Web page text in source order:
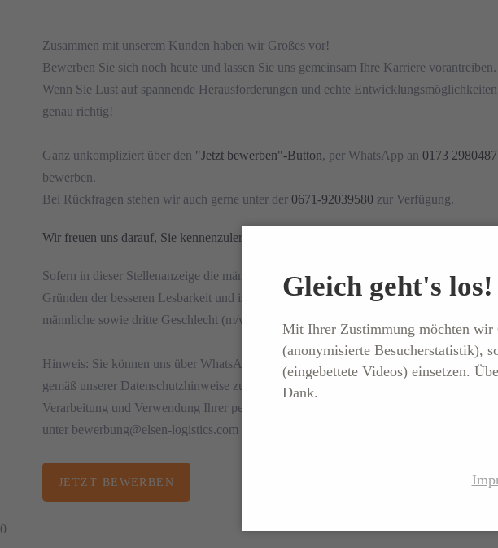
Zusammen mit unserem Kunden haben wir Großes vor!
Bewerben Sie sich noch heute und lassen Sie uns gemeinsam Ihre Karriere vorantreiben.
Wenn Sie Lust auf spannende Herausforderungen und echte
genau richtig!
Ganz unkompliziert über den "Jetzt bewerben"-Button, per WhatsApp an 0173 2980487
bewerben.
Bei Rückfragen stehen wir auch gerne unter der 0671-92039580 zur Verfügung.
Wir freuen uns darauf, Sie kennenzulernen!
Sofern in dieser Stellenanzeige die männliche Form oder sonstige
Gründen der besseren Lesbarkeit und ist als geschlechtsneutral zu verstehen.
männliche sowie dritte Geschlecht (m/w/d).
Hinweis: Sie können uns über WhatsApp eine Nachricht schicken, sofern Sie mit der
gemäß unserer Datenschutzhinweise zu WhatsApp einverstanden sind. Diese finden
Verarbeitung und Verwendung Ihrer personenbezogenen Daten können Sie jederzeit
unter bewerbung@elsen-logistics.com widerrufen.
JETZT BEWERBEN
0
Gleich geht's los!
Mit Ihrer Zustimmung möchten wir
(anonymisierte Besucherstatistik),
(eingebettete Videos) einsetzen.
Dank.